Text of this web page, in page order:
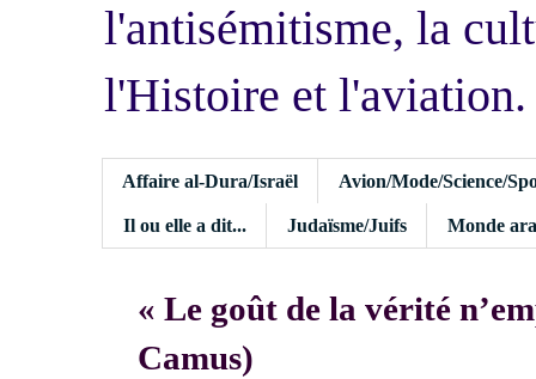
l'antisémitisme, la
l'Histoire et l'aviation.
Affaire al-Dura/Israël Avion/Mode/Science/
Il ou elle a dit... Judaïsme/Juifs Monde
« Le goût de la vérité
Camus)